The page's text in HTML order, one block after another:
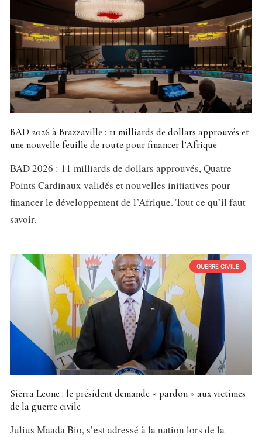
BAD 2026 à Brazzaville : 11 milliards de dollars approuvés et
une nouvelle feuille de route pour financer l’Afrique
BAD 2026 : 11 milliards de dollars approuvés, Quatre
Points Cardinaux validés et nouvelles initiatives pour
financer le développement de l’Afrique. Tout ce qu’il faut
savoir.
GUERRE CIVILE
Sierra Leone : le président demande « pardon » aux victimes
de la guerre civile
Julius Maada Bio, s’est adressé à la nation lors de la